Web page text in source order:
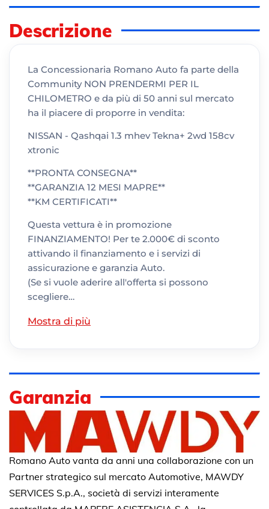
Descrizione
La Concessionaria Romano Auto fa parte della
Community NON PRENDERMI PER IL
CHILOMETRO e da più di 50 anni sul mercato
ha il piacere di proporre in vendita:
NISSAN - Qashqai 1.3 mhev Tekna+ 2wd 158cv
xtronic
**PRONTA CONSEGNA**
**GARANZIA 12 MESI MAPRE**
**KM CERTIFICATI**
Questa vettura è in promozione
FINANZIAMENTO! Per te 2.000€ di sconto
attivando il finanziamento e i servizi di
assicurazione e garanzia Auto.
(Se si vuole aderire all'offerta si possono
scegliere…
Mostra di più
Garanzia
Romano Auto vanta da anni una collaborazione con un
Partner strategico sul mercato Automotive, MAWDY
SERVICES S.p.A., società di servizi interamente